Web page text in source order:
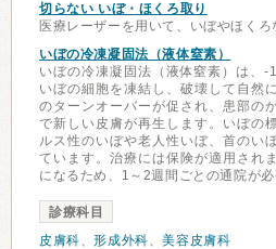
切らない いぼ・ほくろ取り
医療レーザーを用いて、いぼやほくろ
いぼの冷凍凝固法（液体窒素）
いぼの冷凍凝固法（液体窒素）は、-
いぼの細胞を凍結し、破壊して自然
のターンオーバーが促され、患部の
で新しい皮膚が再生します。いぼの
ルス性のいぼや老人性いぼ、首のい
ています。治療には保険が適用され
になるため、1～2週間ごとの通院が必
診療科目
皮膚科、形成外科、美容皮膚科